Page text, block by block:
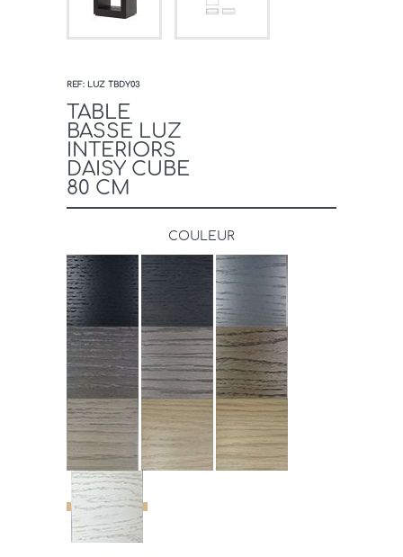
REF: LUZ TBDY03
TABLE
BASSE LUZ
INTERIORS
DAISY CUBE
80 CM
COULEUR